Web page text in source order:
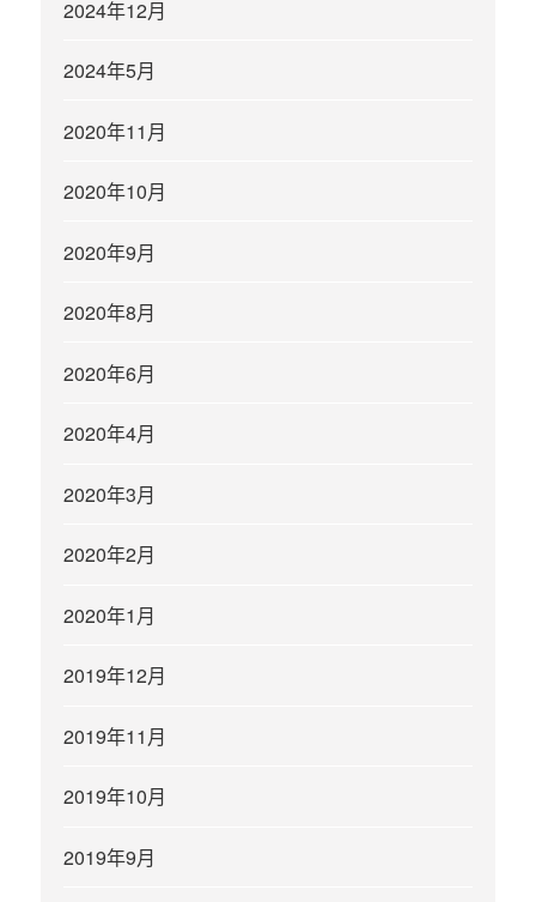
2024年12月
2024年5月
2020年11月
2020年10月
2020年9月
2020年8月
2020年6月
2020年4月
2020年3月
2020年2月
2020年1月
2019年12月
2019年11月
2019年10月
2019年9月